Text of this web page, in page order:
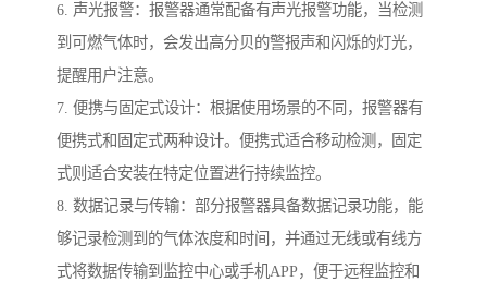
6. 声光报警：报警器通常配备有声光报警功能，当检测
到可燃气体时，会发出高分贝的警报声和闪烁的灯光，
提醒用户注意。
7. 便携与固定式设计：根据使用场景的不同，报警器有
便携式和固定式两种设计。便携式适合移动检测，固定
式则适合安装在特定位置进行持续监控。
8. 数据记录与传输：部分报警器具备数据记录功能，能
够记录检测到的气体浓度和时间，并通过无线或有线方
式将数据传输到监控中心或手机APP，便于远程监控和